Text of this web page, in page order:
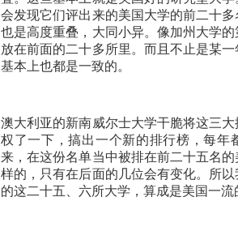
会发现它们评出来的美国大学的前二十
也是高度重叠，大同小异。像加州大学
放在前面的二十多所里。而且不止是某
基本上也都是一致的。
澳大利亚的新南威尔士大学干脆将这三
权了一下，搞出一个新的排行榜，每年
来，在这份名单当中被排在前二十五名
样的，只有在后面的几位会有变化。所
的这二十五、六所大学，算成是美国一流